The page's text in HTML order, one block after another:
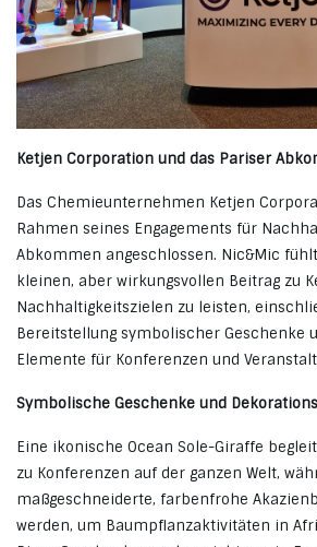
Ketjen Corporation und das Pariser
Das Chemieunternehmen Ketjen
Rahmen seines Engagements für
Abkommen angeschlossen. Nic&Mic
kleinen, aber wirkungsvollen Beitrag zu
Nachhaltigkeitszielen zu leisten,
Bereitstellung symbolischer Geschenke
Elemente für Konferenzen und
Symbolische Geschenke und
Eine ikonische Ocean Sole-Giraffe
zu Konferenzen auf der ganzen Welt,
maßgeschneiderte, farbenfrohe
werden, um Baumpflanzaktivitäten in